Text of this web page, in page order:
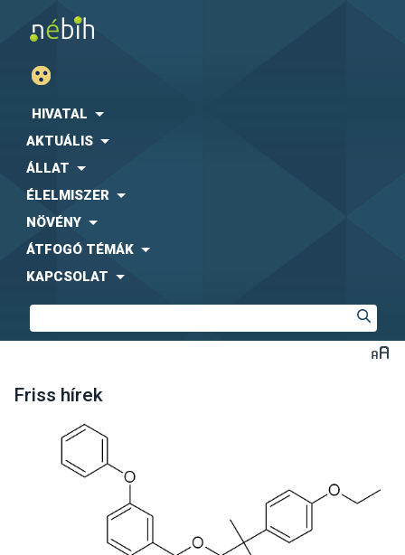
HIVATAL
AKTUÁLIS
ÁLLAT
ÉLELMISZER
NÖVÉNY
ÁTFOGÓ TÉMÁK
KAPCSOLAT
Friss hírek